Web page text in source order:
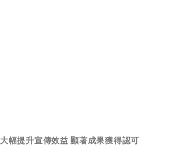
幅提升宣傳效益 顯著成果獲得認可